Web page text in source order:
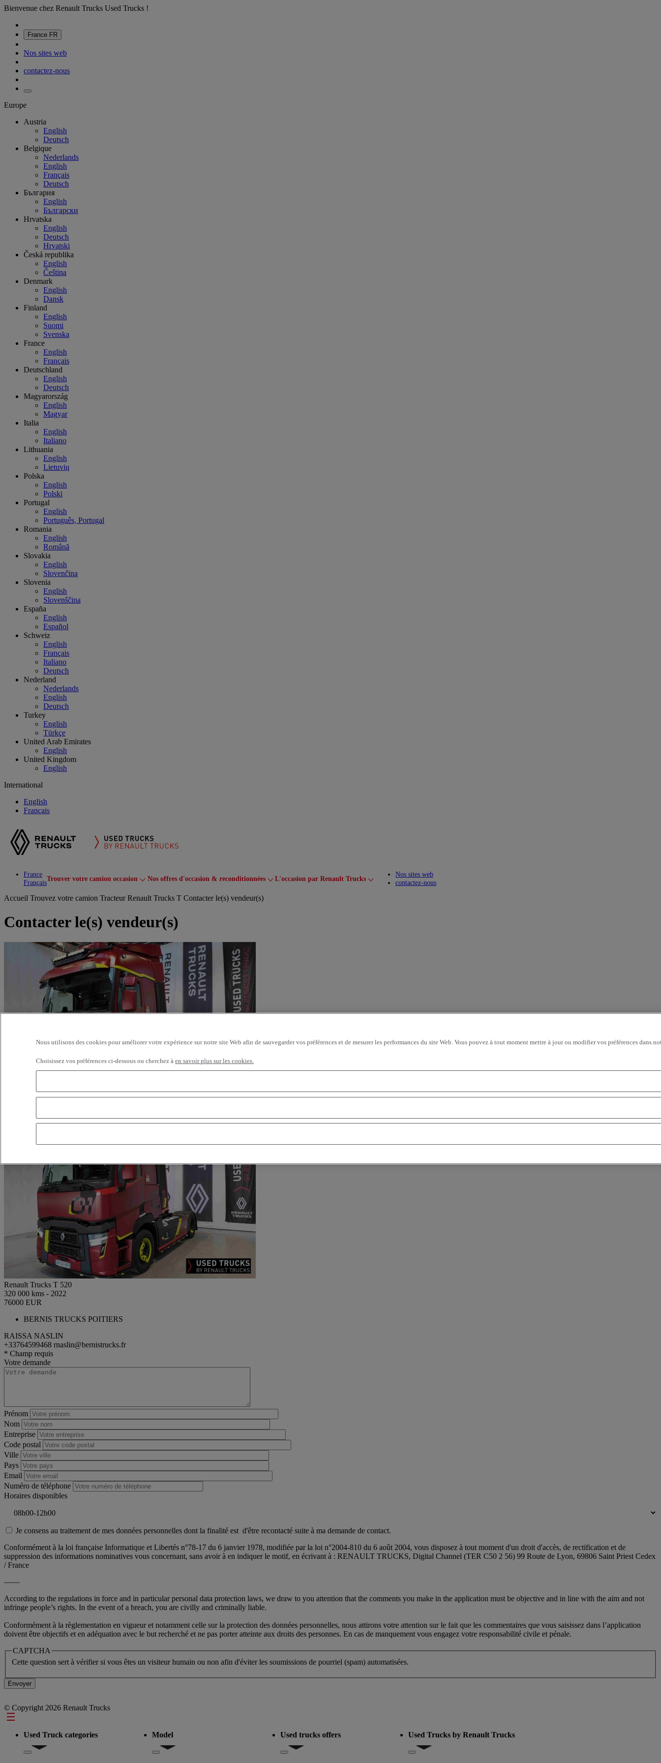
Bienvenue chez Renault Trucks Used Trucks !
France FR
Nos sites web
contactez-nous
Europe
Austria
English
Deutsch
Belgique
Nederlands
English
Français
Deutsch
България
English
Български
Hrvatska
English
Deutsch
Hrvatski
Česká republika
English
Čeština
Denmark
English
Dansk
Finland
English
Suomi
Svenska
France
English
Français
Deutschland
English
Deutsch
Magyarország
English
Magyar
Italia
English
Italiano
Lithuania
English
Lietuvių
Polska
English
Polski
Portugal
English
Português, Portugal
Romania
English
Română
Slovakia
English
Slovenčina
Slovenia
English
Slovenščina
España
English
Español
Schweiz
English
Français
Italiano
Deutsch
Nederland
Nederlands
English
Deutsch
Turkey
English
Türkçe
United Arab Emirates
English
United Kingdom
English
International
English
Français
France
Français
Trouver votre camion occasion Toggle submenu
Nos offres d'occasion & reconditionnées Toggle submenu
L'occasion par Renault Trucks Toggle submenu
Nos sites web
contactez-nous
Accueil Trouvez votre camion TracteurRenault Trucks T Contacter le(s) vendeur(s)
Contacter le(s) vendeur(s)
Renault Trucks T 520
320 000 kms - 2022
76000 EUR
BERNIS TRUCKS POITIERS
RAISSA NASLIN
+33764599468 rnaslin@bernistrucks.fr
tractor
Renault Trucks T
* Champ requis
Votre demande
Prénom
Nom
Entreprise
Code postal
Ville
Pays
Email
Numéro de téléphone
Horaires disponibles
Je consens au traitement de mes données personnelles dont la finalité est d'être recontacté suite à ma demande de contact.
Conformément à la loi française Informatique et Libertés n°78-17 du 6 janvier 1978, modifiée par la loi n°2004-810 du 6 août 2004, vous disposez à tout moment d'un droit d'accès, de rectification et de
suppression des informations nominatives vous concernant, sans avoir à en indiquer le motif, en écrivant à : RENAULT TRUCKS, Digital Channel (TER C50 2 56) 99 Route de Lyon, 69806 Saint Priest Cedex
/ France
——
According to the regulations in force and in particular personal data protection laws, we draw to you attention that the comments you make in the application must be objective and in line with the aim and not
infringe people’s rights. In the event of a breach, you are civilly and criminally liable.
Conformément à la règlementation en vigueur et notamment celle sur la protection des données personnelles, nous attirons votre attention sur le fait que les commentaires que vous saisissez dans l’application
doivent être objectifs et en adéquation avec le but recherché et ne pas porter atteinte aux droits des personnes. En cas de manquement vous engagez votre responsabilité civile et pénale.
CAPTCHA
Cette question sert à vérifier si vous êtes un visiteur humain ou non afin d'éviter les soumissions de pourriel (spam) automatisées.
© Copyright 2026 Renault Trucks
Footer
Used Truck categories
Show submenu for Used Truck categories
Model
Show submenu for Model
Used trucks offers
Show submenu for Used trucks offers
Used Trucks by Renault Trucks
Show submenu for Used Trucks by Renault Trucks
Nous utilisons des cookies pour améliorer votre expérience sur notre site Web afin de sauvegarder vos préférences et de mesurer les performances du site Web. Vous pouvez à tout moment mettre à jour ou modifier vos préférences dans
Choisissez vos préférences ci-dessous ou cherchez à en savoir plus sur les cookies.